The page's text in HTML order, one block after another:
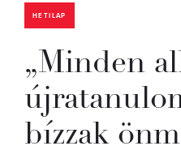
HETILAP
„Minden
bízzak